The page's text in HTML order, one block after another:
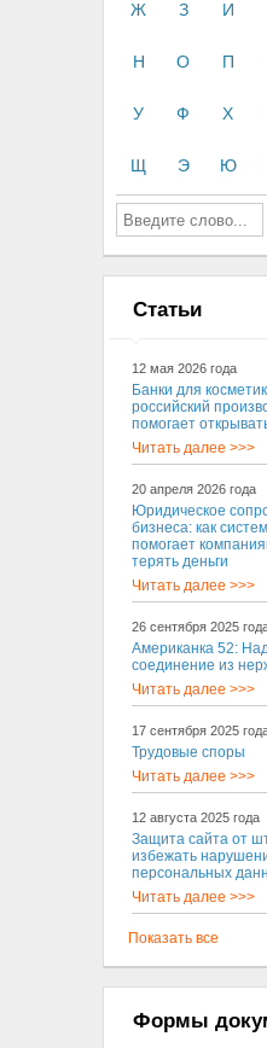
Ж З И
Н О П
У Ф Х
Щ Э Ю
Статьи
12 мая 2026 года
Банки для
российский
помогает
Читать далее >>>
20 апреля 2026 года
Юридическое
бизнеса: как
помогает
терять деньги
Читать далее >>>
26 сентября 2025
Американка 52:
соединение из
Читать далее >>>
17 сентября 2025
Трудовые споры
Читать далее >>>
12 августа 2025 года
Защита сайта от
избежать
персональных
Читать далее >>>
Показать все
Формы